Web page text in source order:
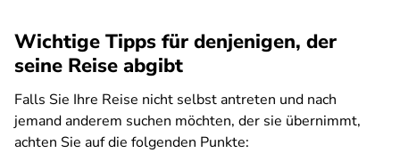
Wichtige Tipps für denjenigen, der
seine Reise abgibt
Falls Sie Ihre Reise nicht selbst antreten und nach
jemand anderem suchen möchten, der sie übernimmt,
achten Sie auf die folgenden Punkte: